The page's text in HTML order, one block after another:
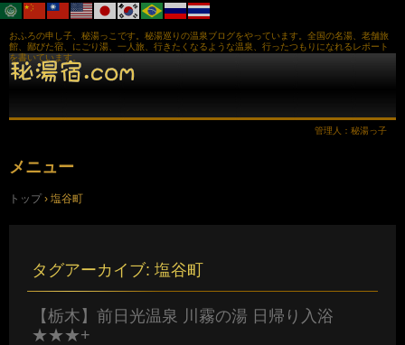
おふろの申し子、秘湯っこです。秘湯巡りの温泉ブログをやっています。全国の名湯、老舗旅
館、鄙びた宿、にごり湯、一人旅、行きたくなるような温泉、行ったつもりになれるレポート
を書いています。
管理人：秘湯っ子
メニュー
ン
トップ › 塩谷町
タグアーカイブ: 塩谷町
【栃木】前日光温泉 川霧の湯 日帰り入浴
★★★+